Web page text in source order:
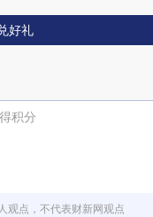
好礼
积分
观点，不代表财新网观点